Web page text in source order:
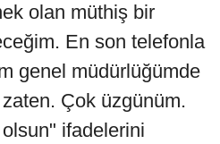
olan müthiş bir
En son telefonla
genel müdürlüğümde
Çok üzgünüm.
ifadelerini